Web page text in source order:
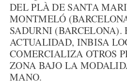
DEL PLÀ DE SANTA
MONTMELÓ
SADURNI (BARCELONA).
ACTUALIDAD, INBISA
COMERCIALIZA OTROS
ZONA BAJO LA
MANO.